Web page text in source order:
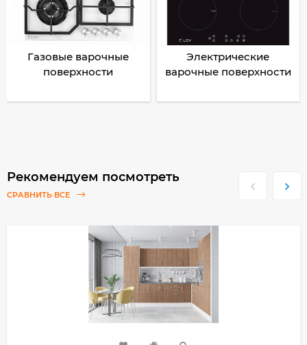
Газовые варочные
поверхности
Электрические
варочные поверхности
Рекомендуем посмотреть
СРАВНИТЬ ВСЕ